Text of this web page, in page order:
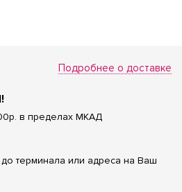
в пределах МКАД
терминала или адреса на Ваш
Подробнее о доставке